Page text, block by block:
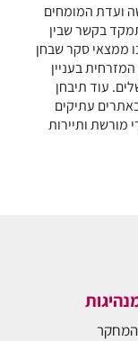
ועדת המומחים
בקשר שבין
ממצאי סקר שבחן
בעניין
עוד תיבחן
עתיקים
מורשת ותיירות
המחקר